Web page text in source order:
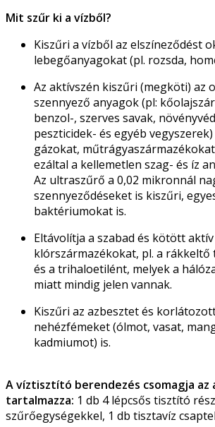
Mit szűr ki a vízből?
Kiszűri a vízből az elszíneződést
lebegőanyagokat (pl. rozsda,
Az aktívszén kiszűri (megköti) az
szennyező anyagok (pl:
benzol-, szerves savak,
peszticidek- és egyéb
gázokat,
ezáltal a kellemetlen szag- és íz
Az ultraszűrő a 0,02 mikronnál
szennyeződéseket is kiszűri,
baktériumokat is.
Eltávolítja a szabad és kötött
klórszármazékokat, pl. a
és a trihaloetilént, melyek a
miatt mindig jelen vannak.
Kiszűri az azbesztet és
nehézfémeket (ólmot, vasat,
kadmiumot) is.
A víztisztító berendezés csomagja az
tartalmazza: 1 db 4 lépcsős tisztító rész
szűrőegységekkel, 1 db tisztavíz